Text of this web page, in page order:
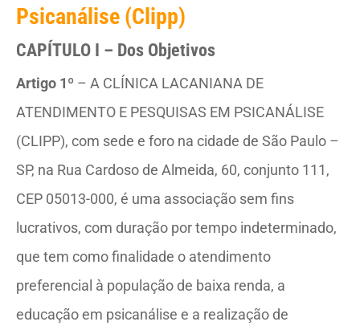
Psicanálise (Clipp)
CAPÍTULO I – Dos Objetivos
Artigo 1º – A CLÍNICA LACANIANA DE
ATENDIMENTO E PESQUISAS EM PSICANÁLISE
(CLIPP), com sede e foro na cidade de São Paulo –
SP, na Rua Cardoso de Almeida, 60, conjunto 111,
CEP 05013-000, é uma associação sem fins
lucrativos, com duração por tempo indeterminado,
que tem como finalidade o atendimento
preferencial à população de baixa renda, a
educação em psicanálise e a realização de